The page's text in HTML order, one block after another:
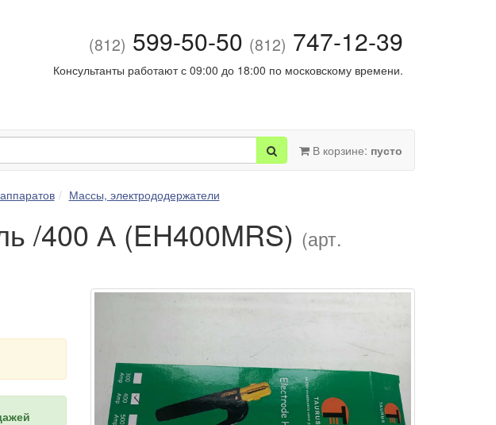
(812) 599-50-50 (812) 747-12-39
Консультанты работают с 09:00 до 18:00 по московскому времени.
В корзине: пусто
Массы, электрододержатели
/400 А (EH400MRS) (арт.